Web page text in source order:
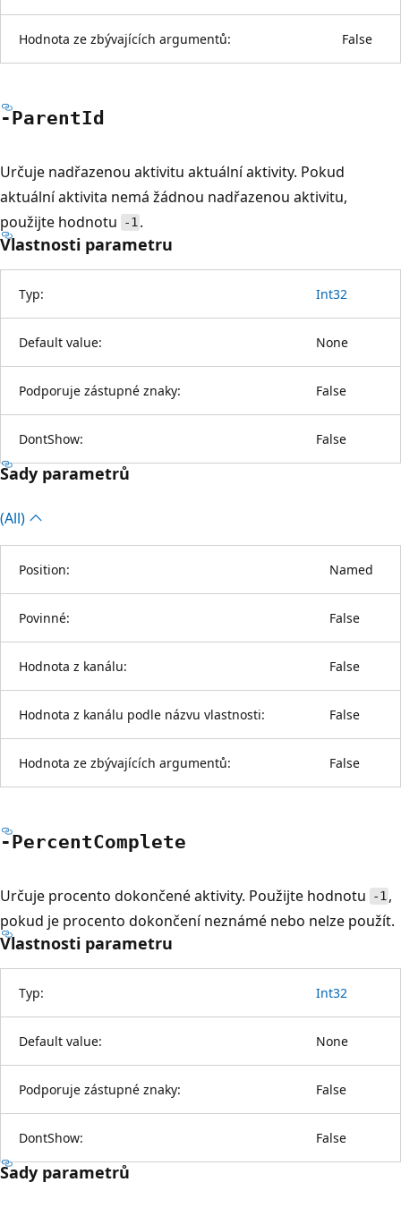
Hodnota ze zbývajících argumentů: False
-ParentId
Určuje nadřazenou aktivitu aktuální aktivity. Pokud
aktuální aktivita nemá žádnou nadřazenou aktivitu,
použijte hodnotu
-1 .
Vlastnosti parametru
Typ: Int32
Default value: None
Podporuje zástupné znaky: False
DontShow: False
Sady parametrů
(All)
Position: Named
Povinné: False
Hodnota z kanálu: False
Hodnota z kanálu podle názvu vlastnosti: False
Hodnota ze zbývajících argumentů: False
-PercentComplete
Určuje procento dokončené aktivity. Použijte hodnotu -1 ,
pokud je procento dokončení neznámé nebo nelze použít.
Vlastnosti parametru
Typ: Int32
Default value: None
Podporuje zástupné znaky: False
DontShow: False
Sady parametrů